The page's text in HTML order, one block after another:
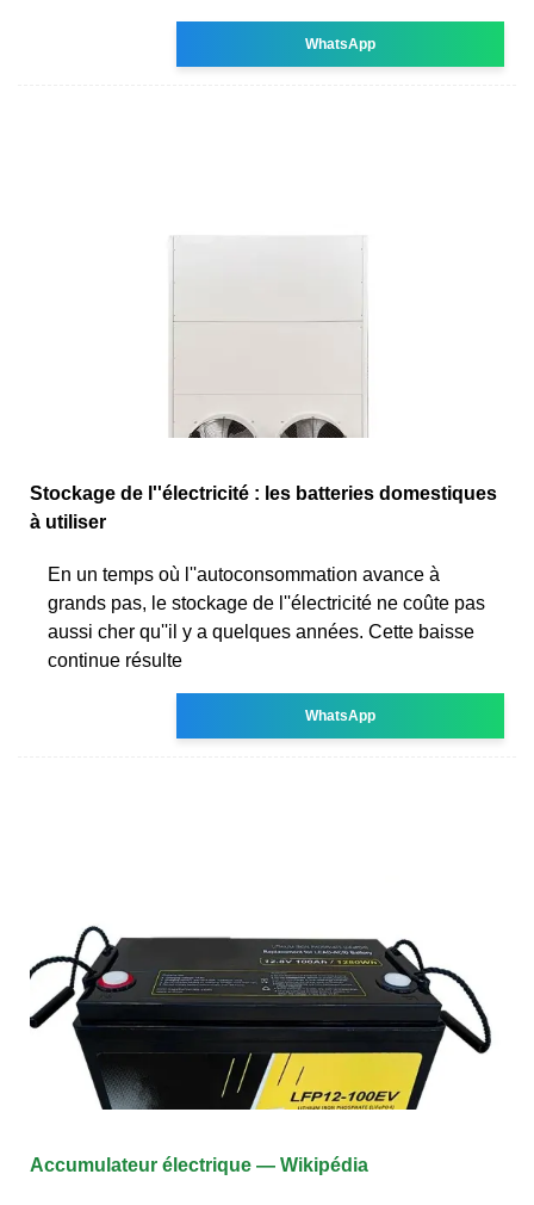
WhatsApp
Stockage de l''électricité : les batteries domestiques
à utiliser
En un temps où l''autoconsommation avance à
grands pas, le stockage de l''électricité ne coûte pas
aussi cher qu''il y a quelques années. Cette baisse
continue résulte
WhatsApp
Accumulateur électrique — Wikipédia